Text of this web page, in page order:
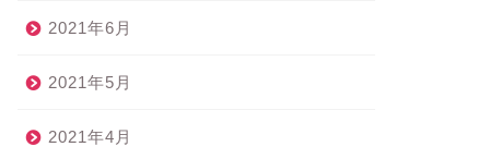
2021年6月
2021年5月
2021年4月